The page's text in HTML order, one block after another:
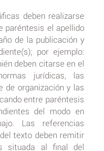
deben realizarse
paréntesis el apellido
de la publicación y
por ejemplo:
deben citarse en el
jurídicas, las
de organización y las
entre paréntesis
del modo en
Las referencias
texto deben remitir
situada al final del